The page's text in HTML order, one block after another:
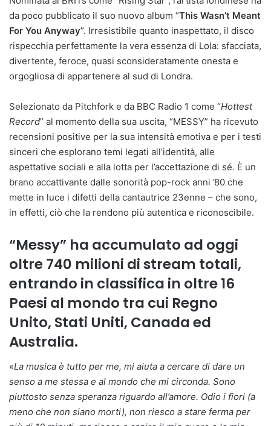
da poco pubblicato il suo nuovo album “This Wasn’t Meant
For You Anyway”. Irresistibile quanto inaspettato, il disco
rispecchia perfettamente la vera essenza di Lola: sfacciata,
divertente, feroce, quasi sconsideratamente onesta e
orgogliosa di appartenere al sud di Londra.
Selezionato da Pitchfork e da BBC Radio 1 come “Hottest
Record” al momento della sua uscita, “MESSY” ha ricevuto
recensioni positive per la sua intensità emotiva e per i testi
sinceri che esplorano temi legati all’identità, alle
aspettative sociali e alla lotta per l’accettazione di sé. È un
brano accattivante dalle sonorità pop-rock anni ’80 che
mette in luce i difetti della cantautrice 23enne – che sono,
in effetti, ciò che la rendono più autentica e riconoscibile.
“Messy” ha accumulato ad oggi
oltre 740 milioni di stream totali,
entrando in classifica in oltre 16
Paesi al mondo tra cui Regno
Unito, Stati Uniti, Canada ed
Australia.
«La musica è tutto per me, mi aiuta a cercare di dare un
senso a me stessa e al mondo che mi circonda. Sono
piuttosto senza speranza riguardo all’amore. Odio i fiori (a
meno che non siano morti), non riesco a stare ferma per